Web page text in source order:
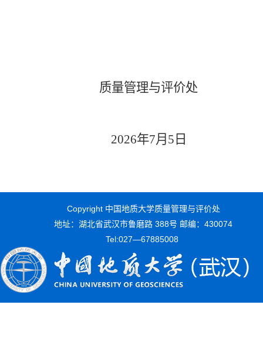
质量管理与评价处
2026年7月5日
Copyright 中国地质大学质量管理与评价处
地址：湖北省武汉市鲁磨路 388号 邮编：430074
Tel:027—67885008